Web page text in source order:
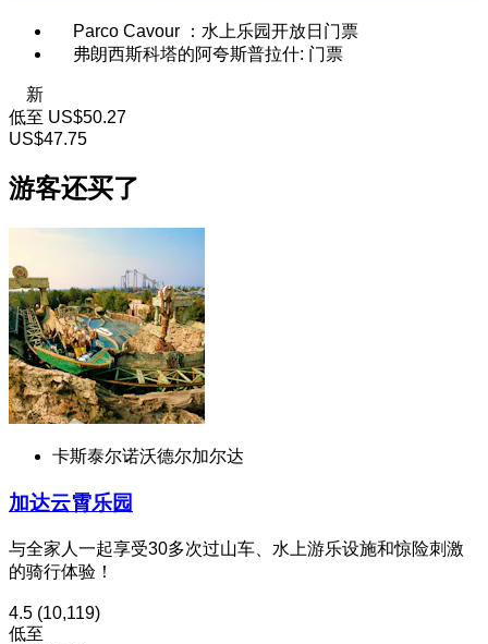
Parco Cavour ：水上乐园开放日门票
弗朗西斯科塔的阿夸斯普拉什: 门票
新
低至 US$50.27
US$47.75
游客还买了
卡斯泰尔诺沃德尔加尔达
加达云霄乐园
与全家人一起享受30多次过山车、水上游乐设施和惊险刺激
的骑行体验！
4.5 (10,119)
低至